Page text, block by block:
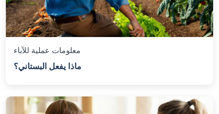
معلومات عملية للآباء
ماذا يفعل البستاني؟